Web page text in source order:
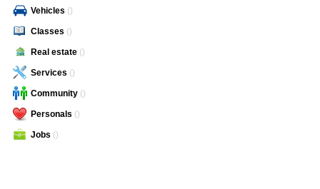
Vehicles ()
Classes ()
Real estate ()
Services ()
Community ()
Personals ()
Jobs ()